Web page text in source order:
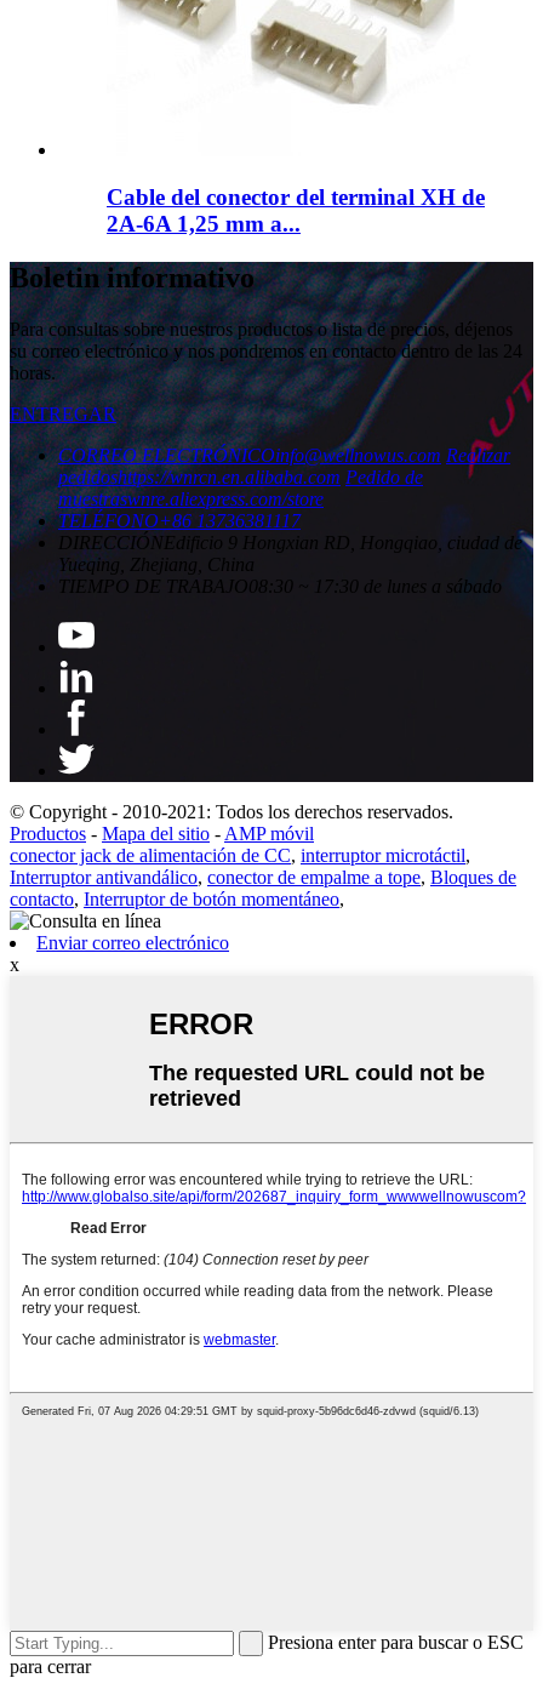
Cable del conector del terminal XH de
2A-6A 1,25 mm a...
Boletin informativo
Para consultas sobre nuestros productos o lista de precios, déjenos
su correo electrónico y nos pondremos en contacto dentro de las 24
horas.
ENTREGAR
CORREO ELECTRÓNICOinfo@wellnowus.com Realizar
pedidoshttps://wnrcn.en.alibaba.com Pedido de
muestraswnre.aliexpress.com/store
TELÉFONO+86 13736381117
DIRECCIÓNEdificio 9 Hongxian RD, Hongqiao, ciudad de
Yueqing, Zhejiang, China
TIEMPO DE TRABAJO08:30 ~ 17:30 de lunes a sábado
© Copyright - 2010-2021: Todos los derechos reservados.
Productos - Mapa del sitio - AMP móvil
conector jack de alimentación de CC, interruptor microtáctil,
Interruptor antivandálico, conector de empalme a tope, Bloques de
contacto, Interruptor de botón momentáneo,
Enviar correo electrónico
x
Presiona enter para buscar o ESC
para cerrar